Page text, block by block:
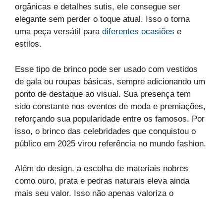
orgânicas e detalhes sutis, ele consegue ser
elegante sem perder o toque atual. Isso o torna
uma peça versátil para diferentes ocasiões e
estilos.
Esse tipo de brinco pode ser usado com vestidos
de gala ou roupas básicas, sempre adicionando um
ponto de destaque ao visual. Sua presença tem
sido constante nos eventos de moda e premiações,
reforçando sua popularidade entre os famosos. Por
isso, o brinco das celebridades que conquistou o
público em 2025 virou referência no mundo fashion.
Além do design, a escolha de materiais nobres
como ouro, prata e pedras naturais eleva ainda
mais seu valor. Isso não apenas valoriza o